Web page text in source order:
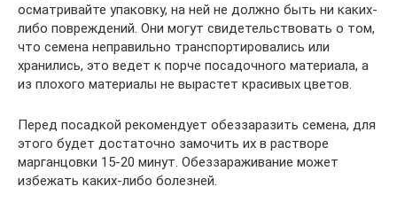
осматривайте упаковку, на ней не должно быть ни каких-
либо повреждений. Они могут свидетельствовать о том,
что семена неправильно транспортировались или
хранились, это ведет к порче посадочного материала, а
из плохого материалы не вырастет красивых цветов.
Перед посадкой рекомендует обеззаразить семена, для
этого будет достаточно замочить их в растворе
марганцовки 15-20 минут. Обеззараживание может
избежать каких-либо болезней.